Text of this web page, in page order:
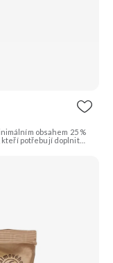
obsahem 25 %
kteří potřebují doplnit